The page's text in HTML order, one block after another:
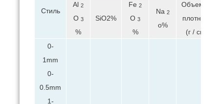
Стиль
Al 2
O 3
%
SiO2%
Fe 2
O 3
%
Na 2
o%
Объемная
плотность
(г / см3)
0-
1mm
0-
0.5mm
1-